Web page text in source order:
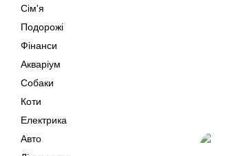
Сім'я
Подорожі
Фінанси
Акваріум
Собаки
Коти
Електрика
Авто